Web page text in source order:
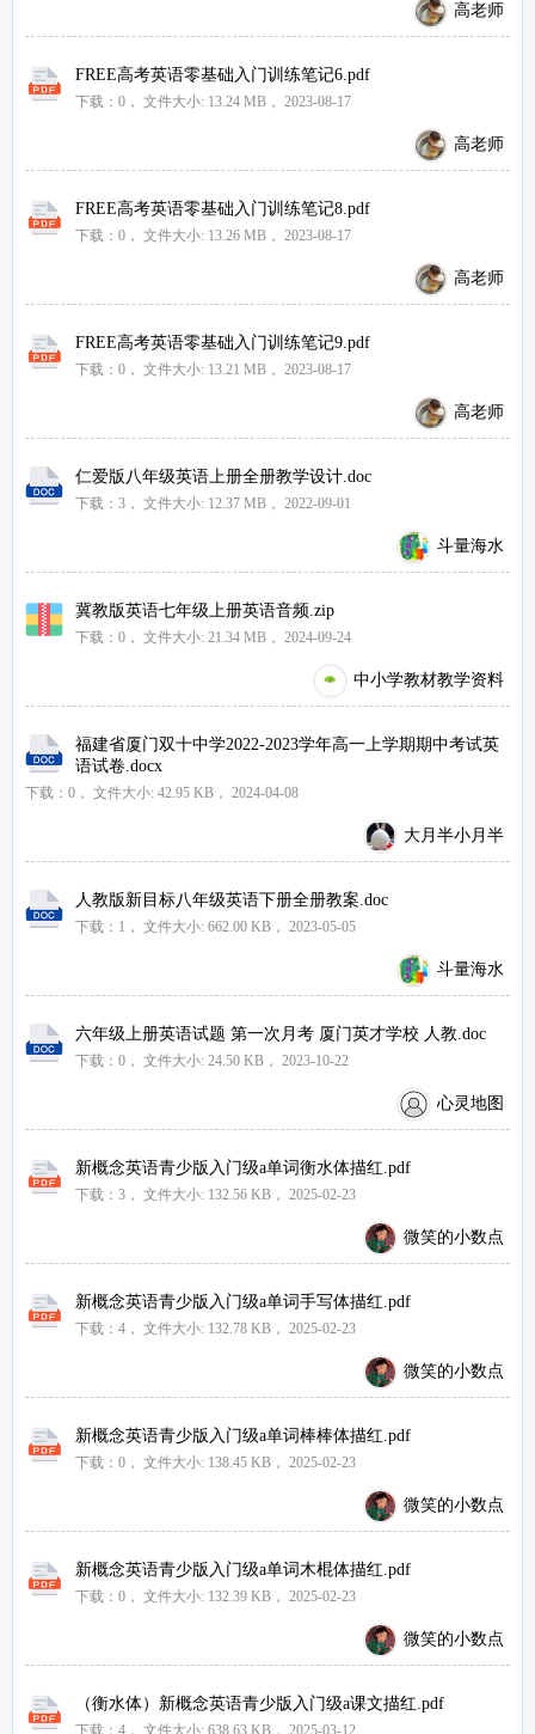
高老师
FREE高考英语零基础入门训练笔记6.pdf
下载：0， 文件大小: 13.24 MB ， 2023-08-17
高老师
FREE高考英语零基础入门训练笔记8.pdf
下载：0， 文件大小: 13.26 MB ， 2023-08-17
高老师
FREE高考英语零基础入门训练笔记9.pdf
下载：0， 文件大小: 13.21 MB ， 2023-08-17
高老师
仁爱版八年级英语上册全册教学设计.doc
下载：3， 文件大小: 12.37 MB ， 2022-09-01
斗量海水
冀教版英语七年级上册英语音频.zip
下载：0， 文件大小: 21.34 MB ， 2024-09-24
中小学教材教学资料
福建省厦门双十中学2022-2023学年高一上学期期中考试英
语试卷.docx
下载：0， 文件大小: 42.95 KB ， 2024-04-08
大月半小月半
人教版新目标八年级英语下册全册教案.doc
下载：1， 文件大小: 662.00 KB ， 2023-05-05
斗量海水
六年级上册英语试题 第一次月考 厦门英才学校 人教.doc
下载：0， 文件大小: 24.50 KB ， 2023-10-22
心灵地图
新概念英语青少版入门级a单词衡水体描红.pdf
下载：3， 文件大小: 132.56 KB ， 2025-02-23
微笑的小数点
新概念英语青少版入门级a单词手写体描红.pdf
下载：4， 文件大小: 132.78 KB ， 2025-02-23
微笑的小数点
新概念英语青少版入门级a单词棒棒体描红.pdf
下载：0， 文件大小: 138.45 KB ， 2025-02-23
微笑的小数点
新概念英语青少版入门级a单词木棍体描红.pdf
下载：0， 文件大小: 132.39 KB ， 2025-02-23
微笑的小数点
（衡水体）新概念英语青少版入门级a课文描红.pdf
下载：4， 文件大小: 638.63 KB ， 2025-03-12